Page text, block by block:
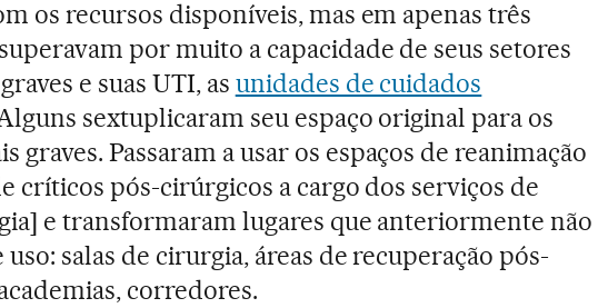
os recursos disponíveis, mas em apenas três
por muito a capacidade de seus setores
e suas UTI, as unidades de cuidados
sextuplicaram seu espaço original para os
graves. Passaram a usar os espaços de reanimação
críticos pós-cirúrgicos a cargo dos serviços de
e transformaram lugares que anteriormente não
salas de cirurgia, áreas de recuperação pós-
corredores.